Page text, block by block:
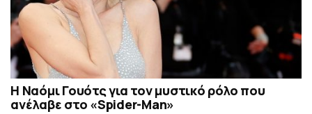
Η Ναόμι Γουότς για τον μυστικό ρόλο που
ανέλαβε στο «Spider-Man»